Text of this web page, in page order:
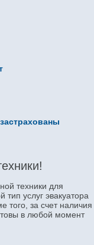
техники для
тип услуг эвакуатора
того, за счет наличия
в любой момент